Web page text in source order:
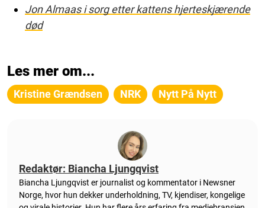
Jon Almaas i sorg etter kattens hjerteskjærende
død
Les mer om...
Kristine Grændsen NRK Nytt På Nytt
Redaktør: Biancha Ljungqvist
Biancha Ljungqvist er journalist og kommentator i Newsner
Norge, hvor hun dekker underholdning, TV, kjendiser, kongelige